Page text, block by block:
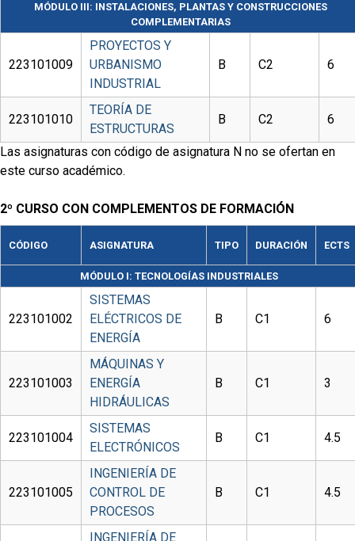
MÓDULO III: INSTALACIONES, PLANTAS Y CONSTRUCCIONES
COMPLEMENTARIAS
223101009
PROYECTOS Y
URBANISMO
INDUSTRIAL
B C2 6
223101010
TEORÍA DE
ESTRUCTURAS
B C2 6
Las asignaturas con código de asignatura N no se ofertan en
este curso académico.
2º CURSO CON COMPLEMENTOS DE FORMACIÓN
CÓDIGO ASIGNATURA TIPO DURACIÓN ECTS
MÓDULO I: TECNOLOGÍAS INDUSTRIALES
223101002
SISTEMAS
ELÉCTRICOS DE
ENERGÍA
B C1 6
223101003
MÁQUINAS Y
ENERGÍA
HIDRÁULICAS
B C1 3
223101004
SISTEMAS
ELECTRÓNICOS
B C1 4.5
223101005
INGENIERÍA DE
CONTROL DE
PROCESOS
B C1 4.5
INGENIERÍA DE